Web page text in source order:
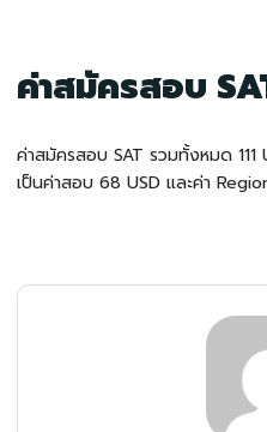
ค่าสมัครสอบ
ค่าสมัครสอบ SAT รวมทั้งหมด
เป็นค่าสอบ 68 USD และค่า